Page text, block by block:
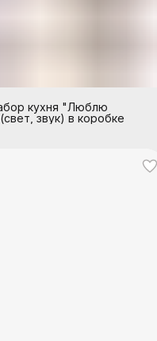
кухня "Люблю
звук) в коробке